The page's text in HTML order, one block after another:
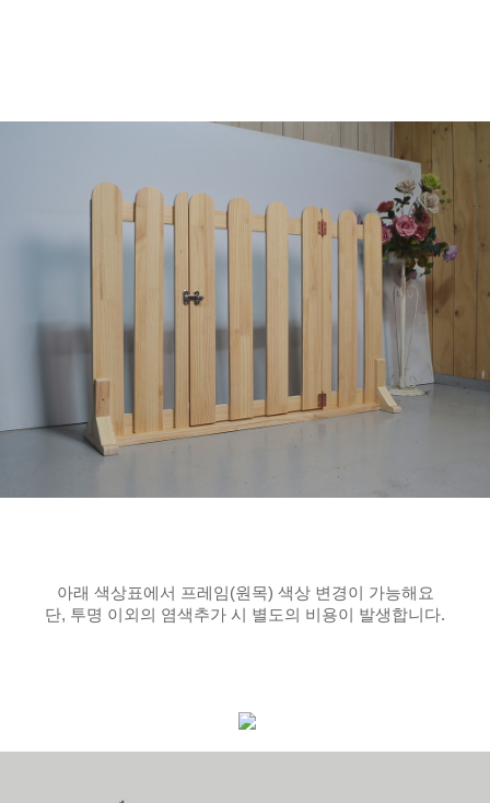
아래 색상표에서 프레임(원목) 색상 변경이 가능해요
단, 투명 이외의 염색추가 시 별도의 비용이 발생합니다.